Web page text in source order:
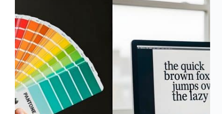
com
Formatos
Exclusivos